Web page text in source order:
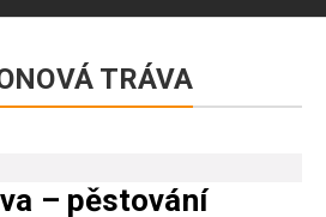
TRÁVA
– pěstování